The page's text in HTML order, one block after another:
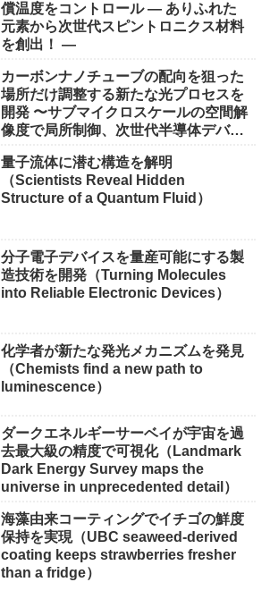
償温度をコントロール ― ありふれた
元素から次世代スピントロニクス材料
を創出！ ―
カーボンナノチューブの配向を狙った
場所だけ調整する新たな光プロセスを
開発 〜サブマイクロスケールの空間解
像度で局所制御、次世代半導体デバイ
量子流体に潜む構造を解明
（Scientists Reveal Hidden
Structure of a Quantum Fluid）
分子電子デバイスを量産可能にする製
造技術を開発（Turning Molecules
into Reliable Electronic Devices）
化学者が新たな発光メカニズムを発見
（Chemists find a new path to
luminescence）
ダークエネルギーサーベイが宇宙を過
去最大級の精度で可視化（Landmark
Dark Energy Survey maps the
universe in unprecedented detail）
海藻由来コーティングでイチゴの鮮度
保持を実現（UBC seaweed-derived
coating keeps strawberries fresher
than a fridge）